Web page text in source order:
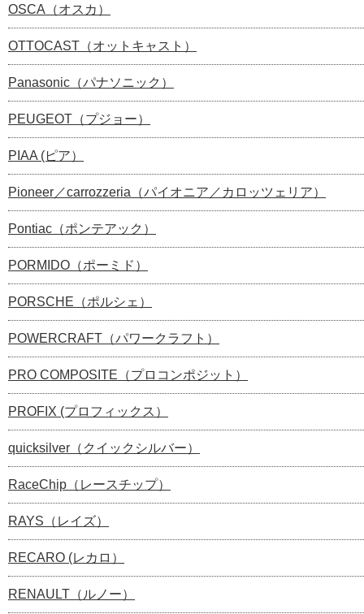
OSCA（オスカ）
OTTOCAST（オットキャスト）
Panasonic（パナソニック）
PEUGEOT（プジョー）
PIAA (ピア）
Pioneer／carrozzeria（パイオニア／カロッツェリア）
Pontiac（ポンテアック）
PORMIDO（ポーミド）
PORSCHE（ポルシェ）
POWERCRAFT（パワークラフト）
PRO COMPOSITE（プロコンポジット）
PROFIX (プロフィックス）
quicksilver（クイックシルバー）
RaceChip（レースチップ）
RAYS（レイズ）
RECARO (レカロ）
RENAULT（ルノー）